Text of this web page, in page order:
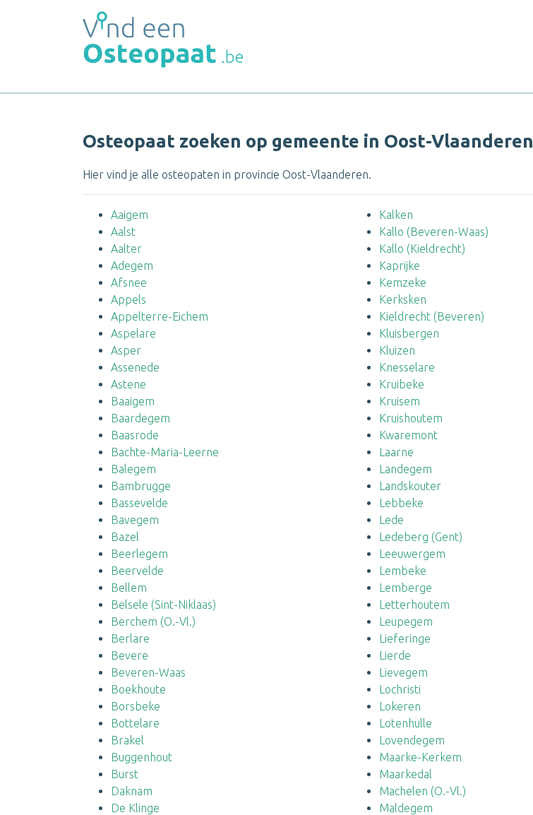
Osteopaat zoeken op gemeente in Oost-Vlaanderen
Hier vind je alle osteopaten in provincie Oost-Vlaanderen.
Aaigem
Aalst
Aalter
Adegem
Afsnee
Appels
Appelterre-Eichem
Aspelare
Asper
Assenede
Astene
Baaigem
Baardegem
Baasrode
Bachte-Maria-Leerne
Balegem
Bambrugge
Bassevelde
Bavegem
Bazel
Beerlegem
Beervelde
Bellem
Belsele (Sint-Niklaas)
Berchem (O.-Vl.)
Berlare
Bevere
Beveren-Waas
Boekhoute
Borsbeke
Bottelare
Brakel
Buggenhout
Burst
Daknam
De Klinge
Kalken
Kallo (Beveren-Waas)
Kallo (Kieldrecht)
Kaprijke
Kemzeke
Kerksken
Kieldrecht (Beveren)
Kluisbergen
Kluizen
Knesselare
Kruibeke
Kruisem
Kruishoutem
Kwaremont
Laarne
Landegem
Landskouter
Lebbeke
Lede
Ledeberg (Gent)
Leeuwergem
Lembeke
Lemberge
Letterhoutem
Leupegem
Lieferinge
Lierde
Lievegem
Lochristi
Lokeren
Lotenhulle
Lovendegem
Maarke-Kerkem
Maarkedal
Machelen (O.-Vl.)
Maldegem